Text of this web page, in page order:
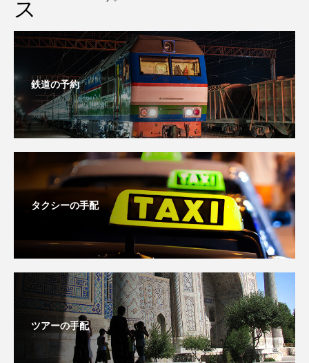
ス
鉄道の予約
タクシーの手配
ツアーの手配